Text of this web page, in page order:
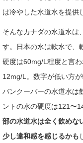
は冷やした水道水を提供
そんなカナダの水道水は
す。日本の水は軟水で、
硬度は60mg/L程度と言
12mg/L。数字が低い方
バンクーバーの水道水は
ントの水の硬度は121〜
部の水道水は全く飲めな
少し違和感を感じるかも